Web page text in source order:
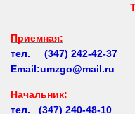
Приемная:
тел. (347) 242-42-37
Email:umzgo@mail.ru
Начальник:
тел. (347) 240-48-10